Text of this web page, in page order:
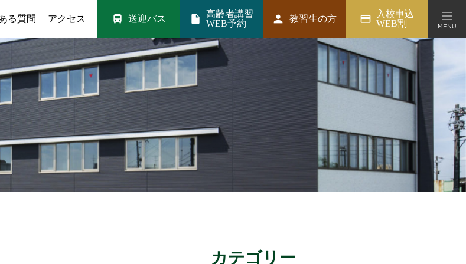
取得可能免許 料金シミュレーション
る質問 アクセス directions_bus 送迎バス insert_drive_file
高齢者講習
WEB予約
person 教習生の方
バス 満点様・技能教習予約
credit_card
入校申込
WEB割
MENU
カテゴリー